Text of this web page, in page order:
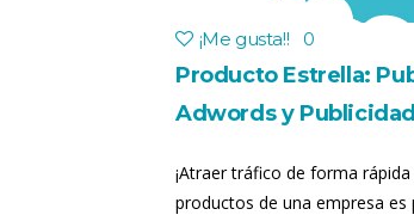
¡Me gusta!! 0
Producto Estrella:
Adwords y
¡Atraer tráfico de forma
productos de una empresa es